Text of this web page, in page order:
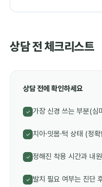
상담 전 체크리스트
상담 전에 확인하세요
✓ 가장 신경 쓰는 부분(심
✓ 치아·잇몸·턱 상태 (정
✓ 정해진 착용 시간과 내
✓ 발치 필요 여부는 진단